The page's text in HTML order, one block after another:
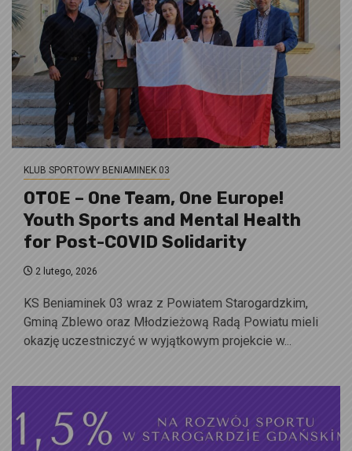
KLUB SPORTOWY BENIAMINEK 03
OTOE – One Team, One Europe!
Youth Sports and Mental Health
for Post-COVID Solidarity
2 lutego, 2026
KS Beniaminek 03 wraz z Powiatem Starogardzkim,
Gminą Zblewo oraz Młodzieżową Radą Powiatu mieli
okazję uczestniczyć w wyjątkowym projekcie w...